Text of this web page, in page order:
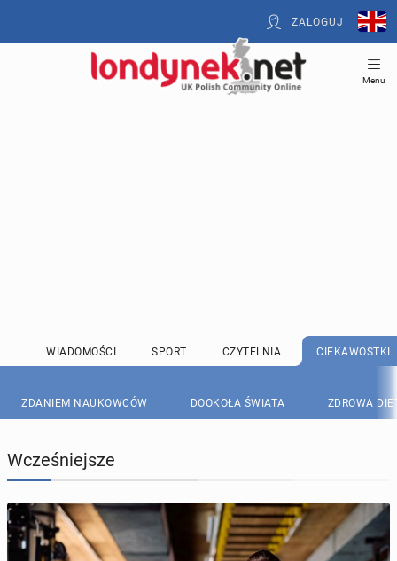
ZALOGUJ
Menu
WIADOMOŚCI SPORT CZYTELNIA CIEKAWOSTKI
ZDANIEM NAUKOWCÓW DOOKOŁA ŚWIATA ZDROWA
Wcześniejsze